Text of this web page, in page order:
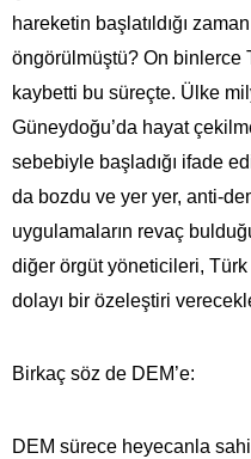
hareketin başlatıldığı
öngörülmüştü? On binlerce
kaybetti bu süreçte. Ülke
Güneydoğu’da hayat
sebebiyle başladığı ifade
da bozdu ve yer yer, anti-
uygulamaların revaç
diğer örgüt yöneticileri,
dolayı bir özeleştiri
Birkaç söz de DEM’e:
DEM sürece heyecanla